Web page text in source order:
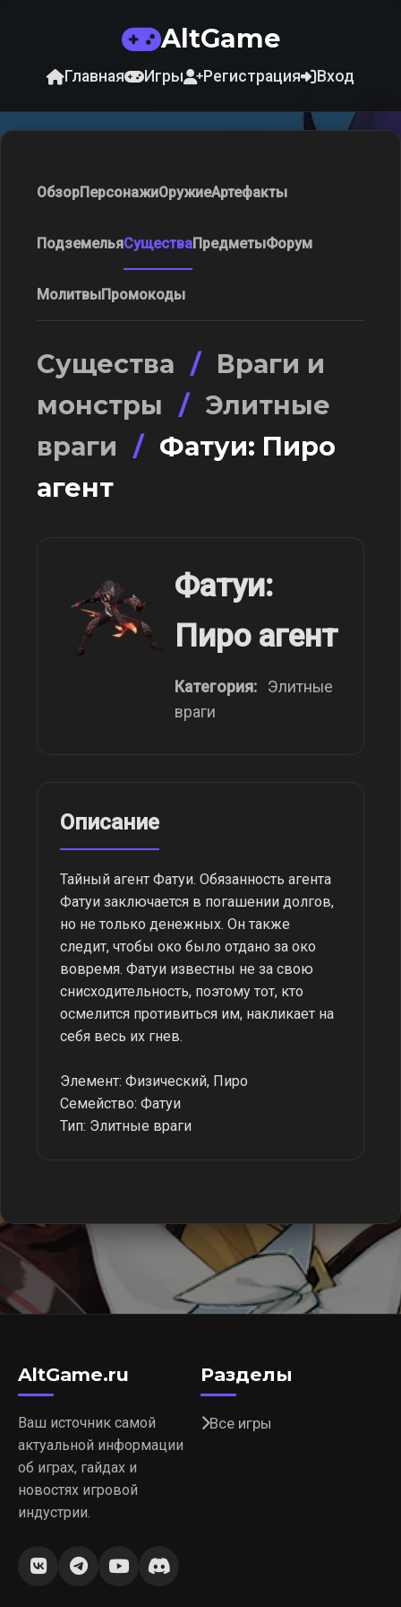
AltGame
Главная Игры Регистрация Вход
ОбзорПерсонажиОружиеАртефакты
ПодземельяСуществаПредметыФорум
МолитвыПромокоды
Существа / Враги и
монстры / Элитные
враги / Фатуи: Пиро
агент
Фатуи:
Пиро агент
Категория:
Элитные
враги
Описание
Тайный агент Фатуи. Обязанность агента
Фатуи заключается в погашении долгов,
но не только денежных. Он также
следит, чтобы око было отдано за око
вовремя. Фатуи известны не за свою
снисходительность, поэтому тот, кто
осмелится противиться им, накликает на
себя весь их гнев.
Элемент: Физический, Пиро
Семейство: Фатуи
Тип: Элитные враги
AltGame.ru
Ваш источник самой
актуальной информации
об играх, гайдах и
новостях игровой
индустрии.
Разделы
Все игры